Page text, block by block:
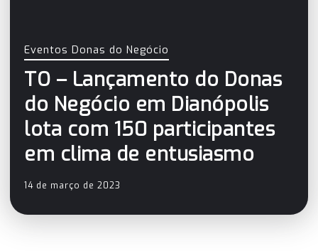
Eventos Donas do Negócio
TO – Lançamento do Donas
do Negócio em Dianópolis
lota com 150 participantes
em clima de entusiasmo
14 de março de 2023